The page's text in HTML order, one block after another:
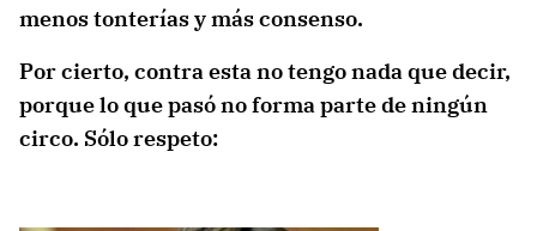
menos tonterías y más consenso.
Por cierto, contra esta no tengo nada que decir,
porque lo que pasó no forma parte de ningún
circo. Sólo respeto: